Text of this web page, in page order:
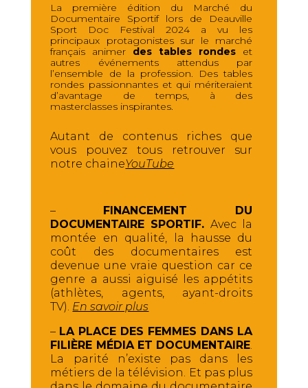
La première édition du Marché du
Documentaire Sportif lors de Deauville
Sport Doc Festival 2024 a vu les
principaux protagonistes sur le marché
français animer des tables rondes et
autres événements attendus par
l’ensemble de la profession. Des tables
rondes passionnantes et qui mériteraient
d’avantage de temps, à des
masterclasses inspirantes.
Autant de contenus riches que
vous pouvez tous retrouver sur
notre chaineYouTube
– FINANCEMENT DU
DOCUMENTAIRE SPORTIF.Avec la
montée en qualité, la hausse du
coût des documentaires est
devenue une vraie question car ce
genre a aussi aiguisé les appétits
(athlètes, agents, ayant-droits
TV). En savoir plus
– LA PLACE DES FEMMES DANS LA
FILIÈRE MÉDIA ET DOCUMENTAIRE
La parité n’existe pas dans les
métiers de la télévision. Et pas plus